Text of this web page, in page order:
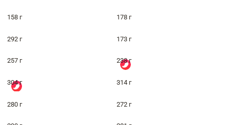
158 г 178 г
292 г 173 г
257 г 238 г
304 г 314 г
280 г 272 г